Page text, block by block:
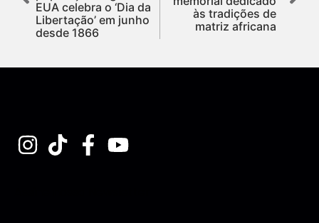
EUA celebra o ‘Dia da
Libertação’ em junho
desde 1866
às tradições de
matriz africana